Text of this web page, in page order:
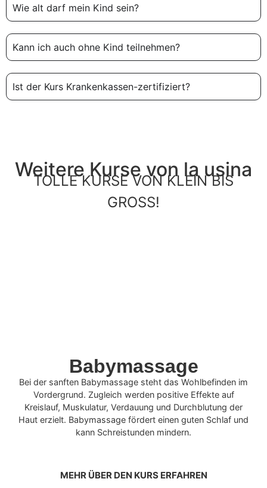
Wie alt darf mein Kind sein?
Kann ich auch ohne Kind teilnehmen?
Ist der Kurs Krankenkassen-zertifiziert?
Weitere Kurse von la usina
TOLLE KURSE VON KLEIN BIS
GROSS!
Babymassage
Bei der sanften Babymassage steht das Wohlbefinden im
Vordergrund. Zugleich werden positive Effekte auf
Kreislauf, Muskulatur, Verdauung und Durchblutung der
Haut erzielt. Babymassage fördert einen guten Schlaf und
kann Schreistunden mindern.
MEHR ÜBER DEN KURS ERFAHREN